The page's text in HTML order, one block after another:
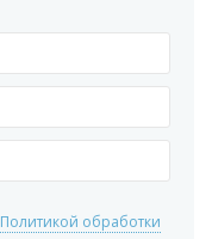
Политикой обработки